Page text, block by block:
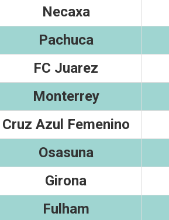
Necaxa
Pachuca
FC Juarez
Monterrey
Cruz Azul Femenino
Osasuna
Girona
Fulham